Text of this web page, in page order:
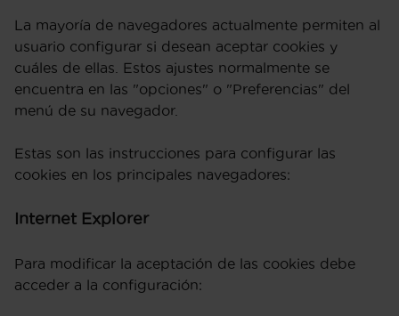
La mayoría de navegadores actualmente permiten al
usuario configurar si desean aceptar cookies y
cuáles de ellas. Estos ajustes normalmente se
encuentra en las "opciones" o "Preferencias" del
menú de su navegador.
Estas son las instrucciones para configurar las
cookies en los principales navegadores:
Internet Explorer
Para modificar la aceptación de las cookies debe
acceder a la configuración: